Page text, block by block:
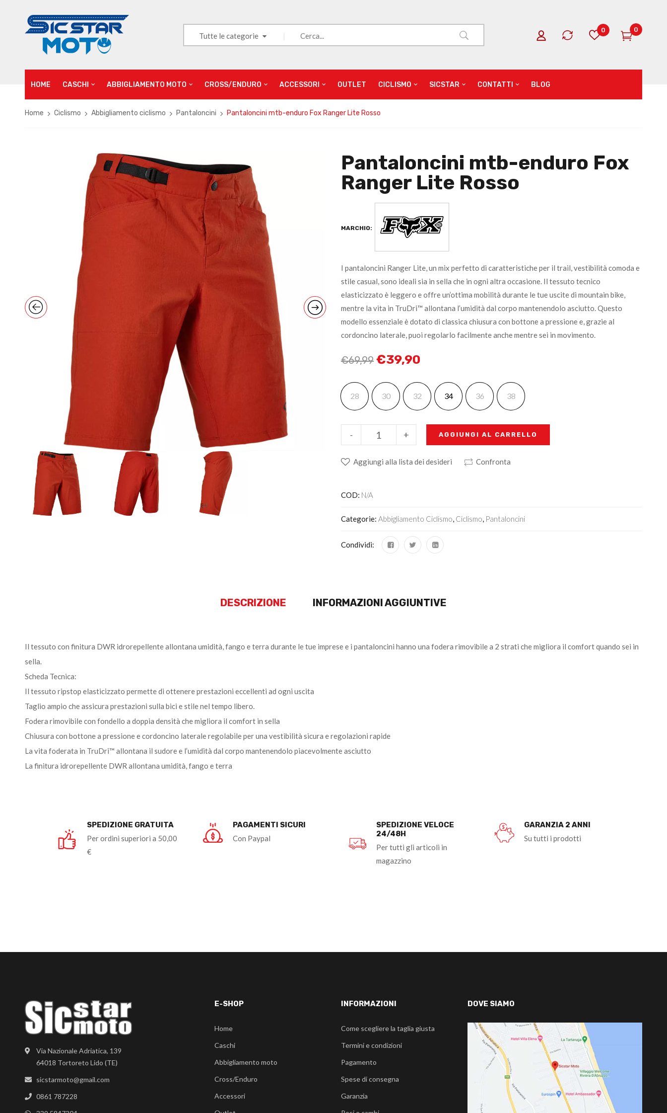
Tutte le categorie
0 0
HOME CASCHI ABBIGLIAMENTO MOTO CROSS/ENDURO ACCESSORI OUTLET CICLISMO SICSTAR CONTATTI BLOG
Home Ciclismo Abbigliamento ciclismo Pantaloncini Pantaloncini mtb-enduro Fox Ranger Lite Rosso
Pantaloncini mtb-enduro Fox
Ranger Lite Rosso
MARCHIO:
I pantaloncini Ranger Lite, un mix perfetto di caratteristiche per il trail, vestibilità comoda e
stile casual, sono ideali sia in sella che in ogni altra occasione. Il tessuto tecnico
elasticizzato è leggero e offre un’ottima mobilità durante le tue uscite di mountain bike,
mentre la vita in TruDri™ allontana l’umidità dal corpo mantenendolo asciutto. Questo
modello essenziale è dotato di classica chiusura con bottone a pressione e, grazie al
cordoncino laterale, puoi regolarlo facilmente anche mentre sei in movimento.
€69,99 €39,90
28 30 32 34 36 38
+
- AGGIUNGI AL CARRELLO
Aggiungi alla lista dei desideri Confronta
COD: N/A
Categorie: Abbigliamento Ciclismo Ciclismo Pantaloncini
Condividi:
DESCRIZIONE INFORMAZIONI AGGIUNTIVE
Il tessuto con finitura DWR idrorepellente allontana umidità, fango e terra durante le tue imprese e i pantaloncini hanno una fodera rimovibile a 2 strati che migliora il comfort quando sei in
sella.
Scheda Tecnica:
Il tessuto ripstop elasticizzato permette di ottenere prestazioni eccellenti ad ogni uscita
Taglio ampio che assicura prestazioni sulla bici e stile nel tempo libero.
Fodera rimovibile con fondello a doppia densità che migliora il comfort in sella
Chiusura con bottone a pressione e cordoncino laterale regolabile per una vestibilità sicura e regolazioni rapide
La vita foderata in TruDri™ allontana il sudore e l’umidità dal corpo mantenendolo piacevolmente asciutto
La finitura idrorepellente DWR allontana umidità, fango e terra
SPEDIZIONE GRATUITA
Per ordini superiori a 50,00
€
PAGAMENTI SICURI
Con Paypal
SPEDIZIONE VELOCE
24/48H
Per tutti gli articoli in
magazzino
GARANZIA 2 ANNI
Su tutti i prodotti
Via Nazionale Adriatica, 139
64018 Tortoreto Lido (TE)
sicstarmoto@gmail.com
0861 787228
E-SHOP
Home
Caschi
Abbigliamento moto
Cross/Enduro
Accessori
INFORMAZIONI
Come scegliere la taglia giusta
Termini e condizioni
Pagamento
Spese di consegna
Garanzia
DOVE SIAMO